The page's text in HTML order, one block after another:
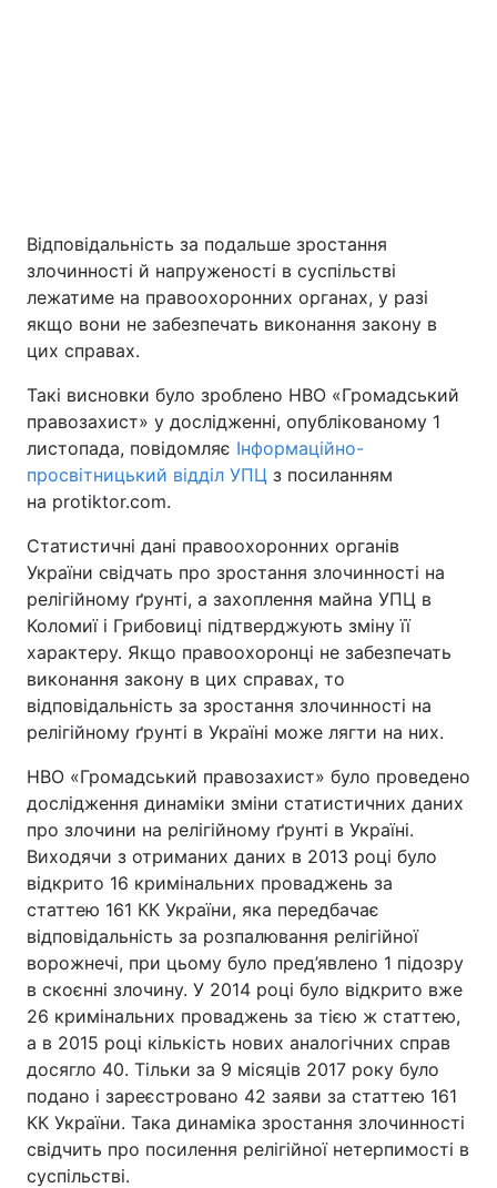
Київ Львів
Дніпро Харків
Спорт Наука
Зброя Інциденти
Здоров'я Туризм
Цікавинки Погода
Інтерв'ю Думки
Архів Вакансії
Контакти
ПОСЛУГИ
Реклама на сайті Фотобанк
Моніторинг Пресцентр
Відповідальність за подальше зростання
злочинності й напруженості в суспільстві
лежатиме на правоохоронних органах, у разі
якщо вони не забезпечать виконання закону в
цих справах.
Такі висновки було зроблено НВО «Громадський
правозахист» у дослідженні, опублікованому 1
листопада, повідомляє Інформаційно-
просвітницький відділ УПЦ з посиланням
на protiktor.com.
Статистичні дані правоохоронних органів
України свідчать про зростання злочинності на
релігійному ґрунті, а захоплення майна УПЦ в
Коломиї і Грибовиці підтверджують зміну її
характеру. Якщо правоохоронці не забезпечать
виконання закону в цих справах, то
відповідальність за зростання злочинності на
релігійному ґрунті в Україні може лягти на них.
НВО «Громадський правозахист» було проведено
дослідження динаміки зміни статистичних даних
про злочини на релігійному ґрунті в Україні.
Виходячи з отриманих даних в 2013 році було
відкрито 16 кримінальних проваджень за
статтею 161 КК України, яка передбачає
відповідальність за розпалювання релігійної
ворожнечі, при цьому було пред’явлено 1 підозру
в скоєнні злочину. У 2014 році було відкрито вже
26 кримінальних проваджень за тією ж статтею,
а в 2015 році кількість нових аналогічних справ
досягло 40. Тільки за 9 місяців 2017 року було
подано і зареєстровано 42 заяви за статтею 161
КК України. Така динаміка зростання злочинності
свідчить про посилення релігійної нетерпимості в
суспільстві.